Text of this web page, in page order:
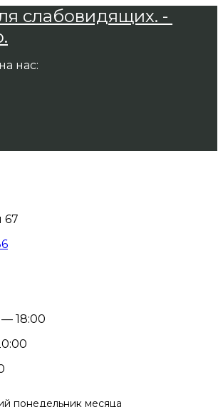
слабовидящих. -
нас:
67
— 18:00
понедельник месяца